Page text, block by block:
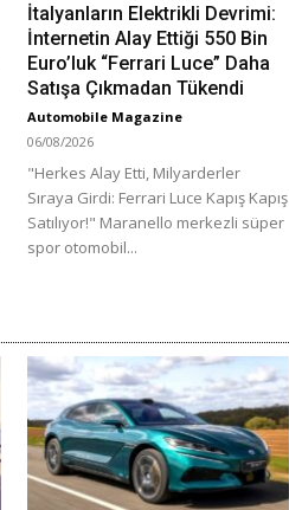
İtalyanların Elektrikli Devrimi:
İnternetin Alay Ettiği 550 Bin
Euro’luk “Ferrari Luce” Daha
Satışa Çıkmadan Tükendi
Automobile Magazine
06/08/2026
"Herkes Alay Etti, Milyarderler
Sıraya Girdi: Ferrari Luce Kapış Kapış
Satılıyor!" Maranello merkezli süper
spor otomobil...